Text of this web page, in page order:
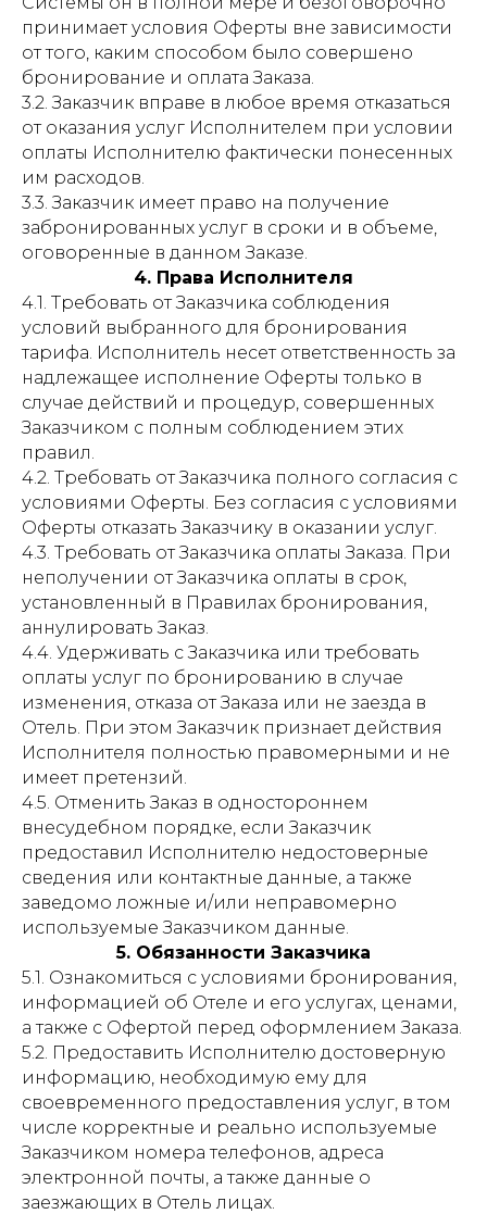
принимает условия Оферты вне зависимости
от того, каким способом было совершено
бронирование и оплата Заказа.
3.2. Заказчик вправе в любое время отказаться
от оказания услуг Исполнителем при условии
оплаты Исполнителю фактически понесенных
им расходов.
3.3. Заказчик имеет право на получение
забронированных услуг в сроки и в объеме,
оговоренные в данном Заказе.
4. Права Исполнителя
4.1. Требовать от Заказчика соблюдения
условий выбранного для бронирования
тарифа. Исполнитель несет ответственность за
надлежащее исполнение Оферты только в
случае действий и процедур, совершенных
Заказчиком с полным соблюдением этих
правил.
4.2. Требовать от Заказчика полного согласия с
условиями Оферты. Без согласия с условиями
Оферты отказать Заказчику в оказании услуг.
4.3. Требовать от Заказчика оплаты Заказа. При
неполучении от Заказчика оплаты в срок,
установленный в Правилах бронирования,
аннулировать Заказ.
4.4. Удерживать с Заказчика или требовать
оплаты услуг по бронированию в случае
изменения, отказа от Заказа или не заезда в
Отель. При этом Заказчик признает действия
Исполнителя полностью правомерными и не
имеет претензий.
4.5. Отменить Заказ в одностороннем
внесудебном порядке, если Заказчик
предоставил Исполнителю недостоверные
сведения или контактные данные, а также
заведомо ложные и/или неправомерно
используемые Заказчиком данные.
5. Обязанности Заказчика
5.1. Ознакомиться с условиями бронирования,
информацией об Отеле и его услугах, ценами,
а также с Офертой перед оформлением Заказа.
5.2. Предоставить Исполнителю достоверную
информацию, необходимую ему для
своевременного предоставления услуг, в том
числе корректные и реально используемые
Заказчиком номера телефонов, адреса
электронной почты, а также данные о
заезжающих в Отель лицах.